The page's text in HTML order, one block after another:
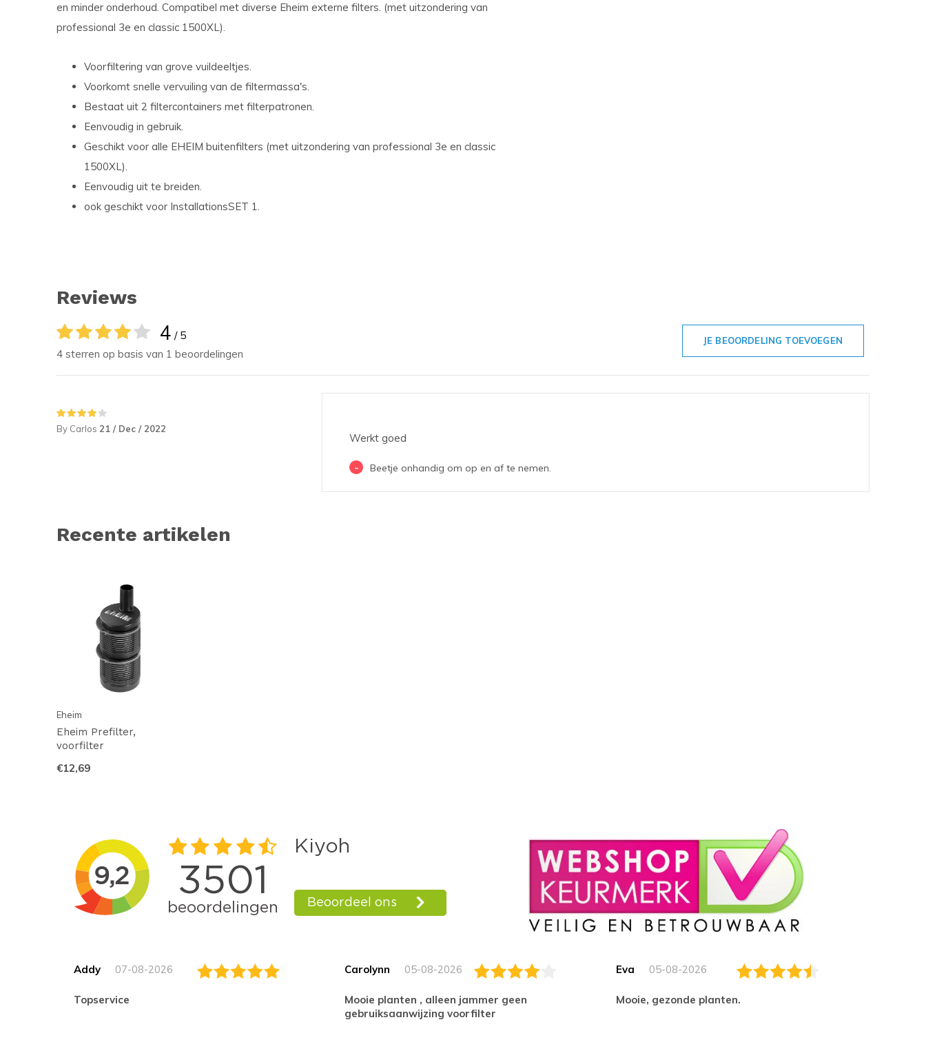
en minder onderhoud. Compatibel met diverse Eheim externe filters. (met uitzondering van
professional 3e en classic 1500XL).
Voorfiltering van grove vuildeeltjes.
Voorkomt snelle vervuiling van de filtermassa's.
Bestaat uit 2 filtercontainers met filterpatronen.
Eenvoudig in gebruik.
Geschikt voor alle EHEIM buitenfilters (met uitzondering van professional 3e en classic
1500XL).
Eenvoudig uit te breiden.
ook geschikt voor InstallationsSET 1.
Reviews
4 / 5
4 sterren op basis van 1 beoordelingen
JE BEOORDELING TOEVOEGEN
By Carlos 21 / Dec / 2022
Werkt goed
- Beetje onhandig om op en af te nemen.
Recente artikelen
Eheim
Eheim Prefilter,
voorfilter
€12,69
Addy 07-08-2026
topservice
Carolynn 05-08-2026
Mooie planten , alleen jammer geen
gebruiksaanwijzing voorfilter
Eva 05-08-2026
Mooie, gezonde planten.